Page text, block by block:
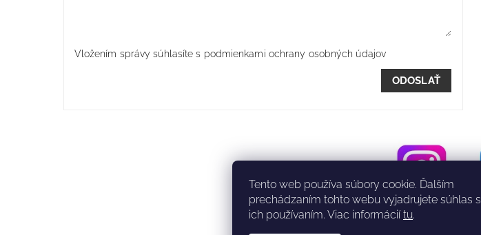
Vložením správy súhlasíte s podmienkami ochrany osobných údajov
Tento web používa súbory cookie. Ďalším
prechádzaním tohto webu vyjadrujete súhlas s
ich používaním. Viac informácií tu.